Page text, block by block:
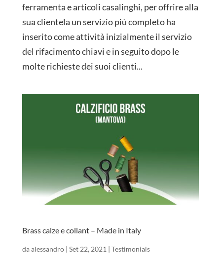
ferramenta e articoli casalinghi, per offrire alla
sua clientela un servizio più completo ha
inserito come attività inizialmente il servizio
del rifacimento chiavi e in seguito dopo le
molte richieste dei suoi clienti...
Brass calze e collant – Made in Italy
daalessandro| Set 22, 2021 | Testimonials